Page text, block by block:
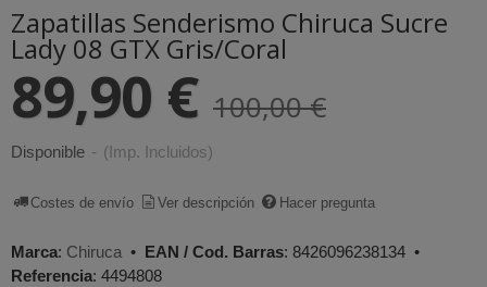
Zapatillas Senderismo Chiruca Sucre
Lady 08 GTX Gris/Coral
89,90 € 100,00 €
Disponible - (Imp. Incluidos)
Costes de envío Ver descripción Hacer pregunta
Marca: Chiruca • EAN / Cod. Barras: 8426096238134 •
Referencia: 4494808